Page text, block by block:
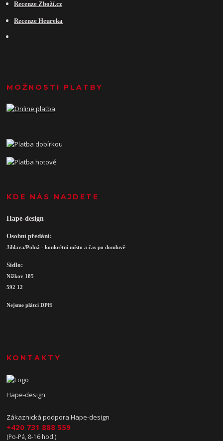
Recenze Zboží.cz
Recenze Heureka
MOŽNOSTI PLATBY
KDE NÁS NAJDETE
Hape-design
Osobní předání:
Jihlava/Polná - konkrétní místo a čas po domluvě
Sídlo:
Nížkov 185
592 12
Nejsme plátci DPH
KONTAKTY
Hape-design
Zákaznická podpora Hape-design
+420 731 888 559
(Po-Pá, 8-16 hod.)